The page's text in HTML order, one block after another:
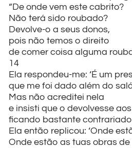
“De onde vem este cabrito?
Não terá sido roubado?
Devolve-o a seus donos,
pois não temos o direito
de comer coisa alguma
14
Ela respondeu-me: ‘É um
que me foi dado além do
Mas não acreditei nela
e insisti que o devolvesse
ficando bastante
Ela então replicou: ‘Onde
Onde estão as tuas obras